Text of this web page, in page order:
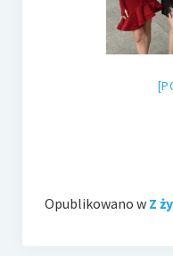
Opublikowano w Z